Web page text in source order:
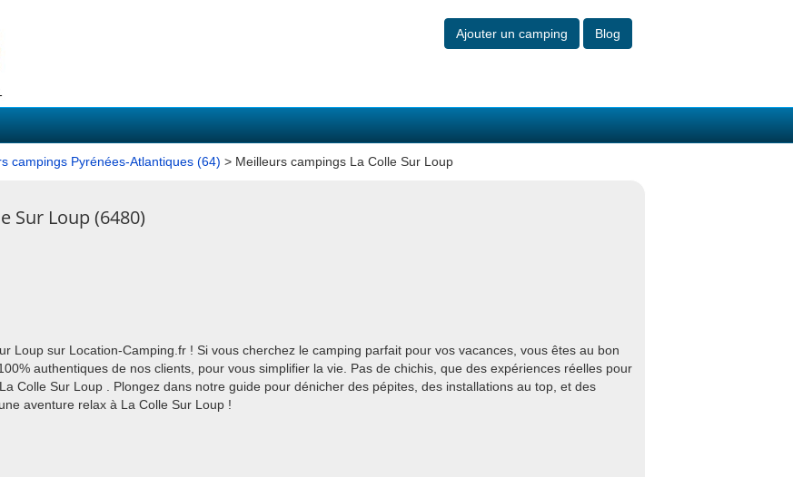
Ajouter un camping Blog
campings Pyrénées-Atlantiques (64) > Meilleurs campings La Colle Sur Loup
Sur Loup (6480)
Loup sur Location-Camping.fr ! Si vous cherchez le camping parfait pour vos vacances, vous êtes au bon
authentiques de nos clients, pour vous simplifier la vie. Pas de chichis, que des expériences réelles pour
Colle Sur Loup . Plongez dans notre guide pour dénicher des pépites, des installations au top, et des
aventure relax à La Colle Sur Loup !